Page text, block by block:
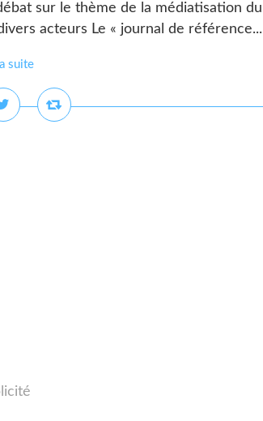
sur le thème de la médiatisation du
acteurs Le « journal de référence...
suite